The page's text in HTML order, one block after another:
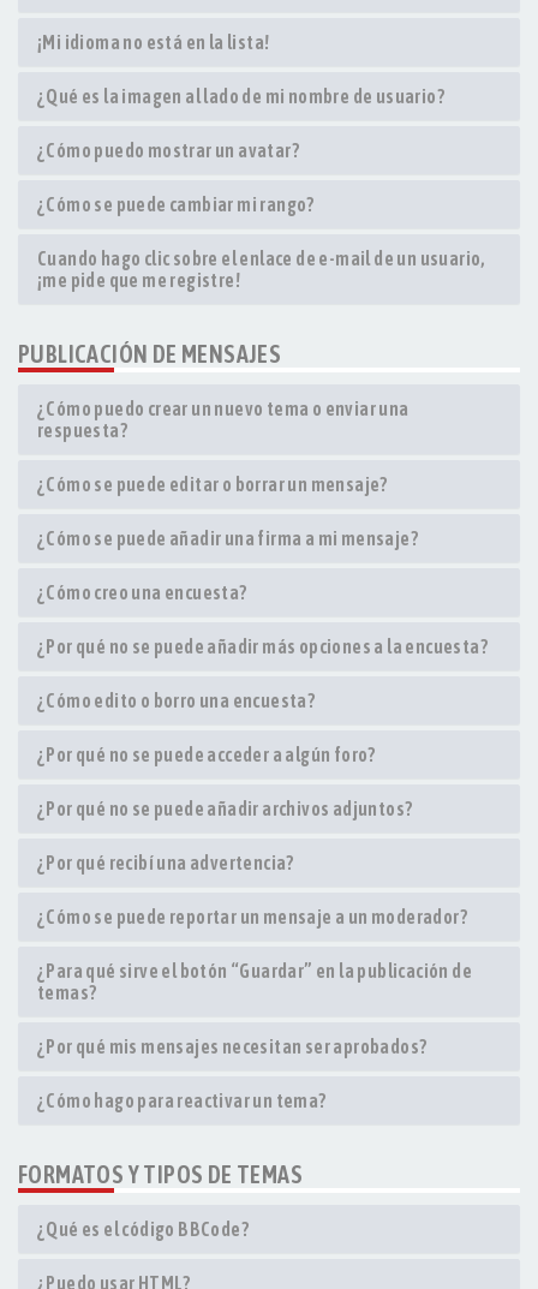
¡Mi idioma no está en la lista!
¿Qué es la imagen al lado de mi nombre de usuario?
¿Cómo puedo mostrar un avatar?
¿Cómo se puede cambiar mi rango?
Cuando hago clic sobre el enlace de e-mail de un usuario,
¡me pide que me registre!
PUBLICACIÓN DE MENSAJES
¿Cómo puedo crear un nuevo tema o enviar una
respuesta?
¿Cómo se puede editar o borrar un mensaje?
¿Cómo se puede añadir una firma a mi mensaje?
¿Cómo creo una encuesta?
¿Por qué no se puede añadir más opciones a la encuesta?
¿Cómo edito o borro una encuesta?
¿Por qué no se puede acceder a algún foro?
¿Por qué no se puede añadir archivos adjuntos?
¿Por qué recibí una advertencia?
¿Cómo se puede reportar un mensaje a un moderador?
¿Para qué sirve el botón “Guardar” en la publicación de
temas?
¿Por qué mis mensajes necesitan ser aprobados?
¿Cómo hago para reactivar un tema?
FORMATOS Y TIPOS DE TEMAS
¿Qué es el código BBCode?
¿Puedo usar HTML?